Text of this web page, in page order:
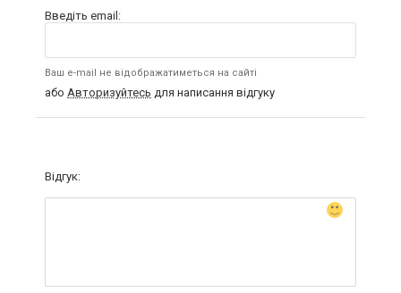
Введіть email:
Ваш e-mail не відображатиметься на сайті
або Авторизуйтесь для написання відгуку
Відгук: